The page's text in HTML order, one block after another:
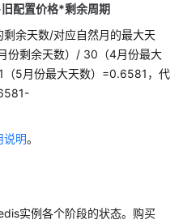
配置价格*剩余周期
余天数/对应自然月的最大天
份剩余天数）/ 30（4月份最大
5月份最大天数）=0.6581，代
说明。
实例各个阶段的状态。购买